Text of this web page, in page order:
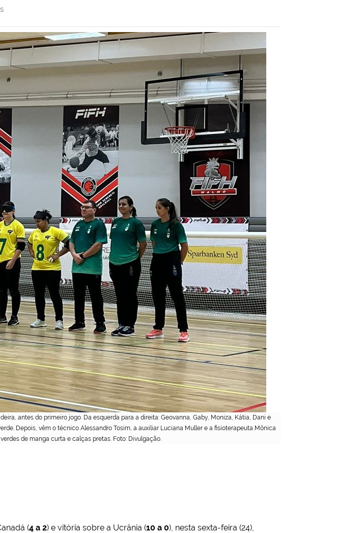
antes do primeiro jogo. Da esquerda para a direita: Geovanna, Gaby, Moniza, Kátia, Dani e
Depois, vêm o técnico Alessandro Tosim, a auxiliar Luciana Muller e a fisioterapeuta Mônica
de manga curta e calças pretas. Foto: Divulgação.
(4 a 2) e vitória sobre a Ucrânia (10 a 0), nesta sexta-feira (24),